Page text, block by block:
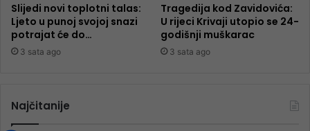
Slijedi novi toplotni talas:
Ljeto u punoj svojoj snazi
potrajat će do…
3 sata ago
Tragedija kod Zavidovića:
U rijeci Krivaji utopio se 24-
godišnji muškarac
3 sata ago
Najčitanije